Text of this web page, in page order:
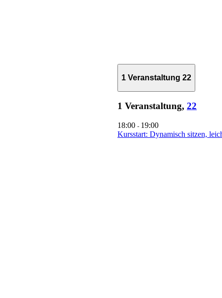
1 Veranstaltung 22
1 Veranstaltung, 22
18:00 - 19:00
Kursstart: Dynamisch sitzen,